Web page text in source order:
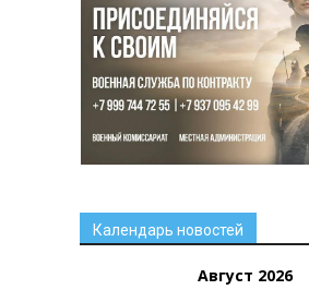
Календарь новостей
Август 2026